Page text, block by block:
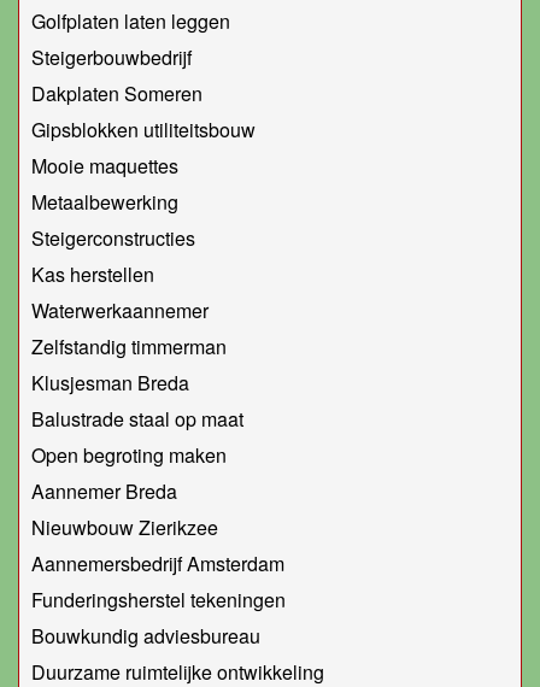
Golfplaten laten leggen
Steigerbouwbedrijf
Dakplaten Someren
Gipsblokken utiliteitsbouw
Mooie maquettes
Metaalbewerking
Steigerconstructies
Kas herstellen
Waterwerkaannemer
Zelfstandig timmerman
Klusjesman Breda
Balustrade staal op maat
Open begroting maken
Aannemer Breda
Nieuwbouw Zierikzee
Aannemersbedrijf Amsterdam
Funderingsherstel tekeningen
Bouwkundig adviesbureau
Duurzame ruimtelijke ontwikkeling